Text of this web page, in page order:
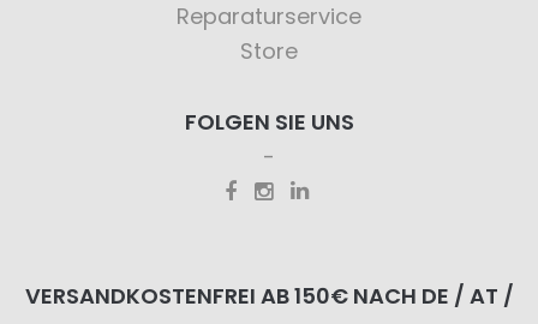
Reparaturservice
Store
FOLGEN SIE UNS
VERSANDKOSTENFREI AB 150€ NACH DE / AT /